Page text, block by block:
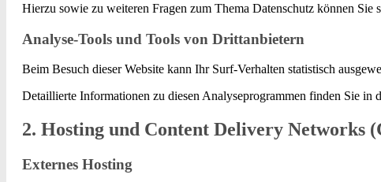
Hierzu sowie zu weiteren Fragen zum Thema Datenschutz können Sie
Analyse-Tools und Tools von Drittanbietern
Beim Besuch dieser Website kann Ihr Surf-Verhalten statistisch
Detaillierte Informationen zu diesen Analyseprogrammen finden Sie in
2. Hosting und Content Delivery Networks
Externes Hosting